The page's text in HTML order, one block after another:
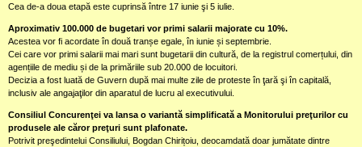
Cea de-a doua etapă este cuprinsă între 17 iunie şi 5 iulie.
Aproximativ 100.000 de bugetari vor primi salarii majorate cu 10%.
Acestea vor fi acordate în două tranșe egale, în iunie și septembrie.
Cei care vor primi salarii mai mari sunt bugetarii din cultură, de la registrul comerțului, din
agențiile de mediu și de la primăriile sub 20.000 de locuitori.
Decizia a fost luată de Guvern după mai multe zile de proteste în ţară şi în capitală,
inclusiv ale angajaţilor din aparatul de lucru al executivului.
Consiliul Concurenţei va lansa o variantă simplificată a Monitorului preţurilor cu
produsele ale căror preţuri sunt plafonate.
Potrivit preşedintelui Consiliului, Bogdan Chirițoiu, deocamdată doar jumătate dintre